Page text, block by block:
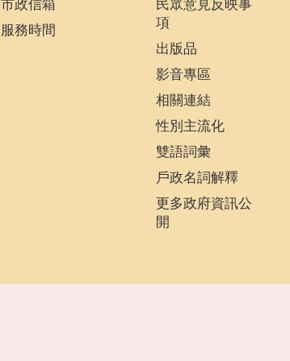
市政信箱
服務時間
民眾意見反映事
項
出版品
影音專區
相關連結
性別主流化
雙語詞彙
戶政名詞解釋
更多政府資訊公
開